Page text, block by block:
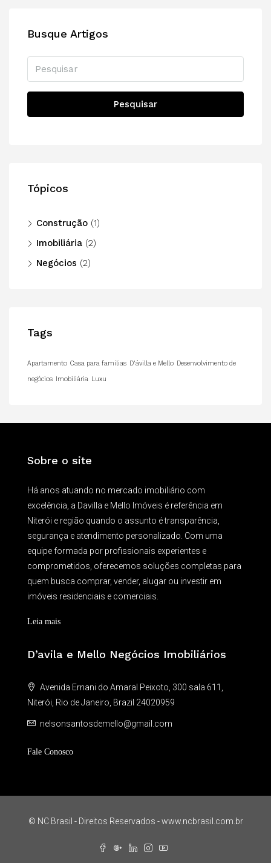
Busque Artigos
Pesquisar
Tópicos
Construção (1)
Imobiliária (2)
Negócios (2)
Tags
Apartamento Casa para famílias D'ávilla e Mello Desenvolvimento de
negócios Imobiliária Luxu
Sobre o site
Há anos atuando no mercado imobiliário com
excelência, a Davilla e Mello Imóveis é referência em
Niterói e região quando o assunto é transparência,
segurança e atendimento personalizado. Com uma
equipe formada por profissionais experientes e
comprometidos, oferecemos soluções completas para
quem busca comprar, vender, alugar ou investir em
imóveis residenciais e comerciais.
Leia mais
D’avila e Mello Negócios Imobiliários
Avenida Ernani do Amaral Peixoto, 300 sala 611,
Niterói, Rio de Janeiro, Brazil 24020959
nelsonsantosdemello@gmail.com
Fale Conosco
© NC Brasil - Direitos Reservados - www.ncbrasil.com.br